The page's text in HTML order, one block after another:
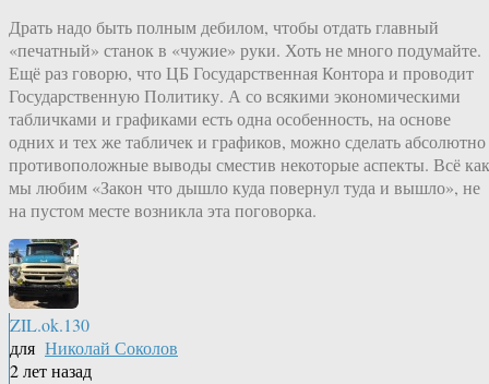
Драть надо быть полным дебилом, чтобы отдать главный
«печатный» станок в «чужие» руки. Хоть не много подумайте.
Ещё раз говорю, что ЦБ Государственная Контора и проводит
Государственную Политику. А со всякими экономическими
табличками и графиками есть одна особенность, на основе
одних и тех же табличек и графиков, можно сделать абсолютно
противоположные выводы сместив некоторые аспекты. Всё как
мы любим «Закон что дышло куда повернул туда и вышло», не
на пустом месте возникла эта поговорка.
ZIL.ok.130
для Николай Соколов
2 лет назад